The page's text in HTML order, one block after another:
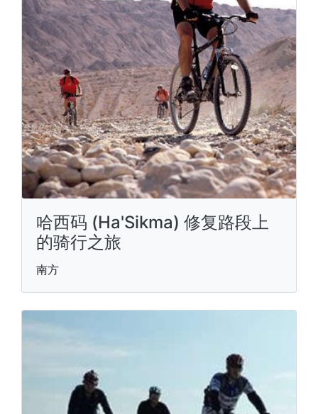
哈西码 (Ha'Sikma) 修复路段上
的骑行之旅
南方